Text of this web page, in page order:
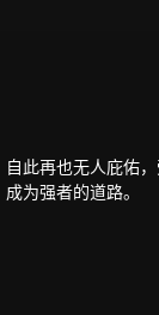
此再也无人庇佑
为强者的道路。